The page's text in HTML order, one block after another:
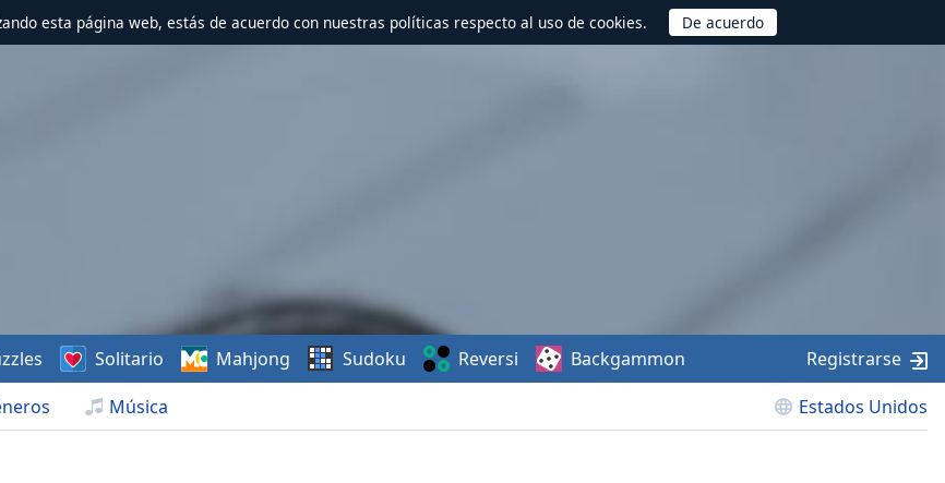
esta página web, estás de acuerdo con nuestras políticas respecto al uso de cookies.
Música Estados Unidos
Solitario Mahjong Sudoku Reversi Backgammon Registrarse